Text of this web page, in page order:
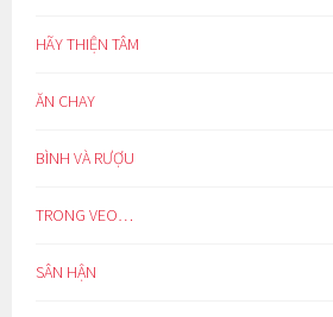
HÃY THIỆN TÂM
ĂN CHAY
BÌNH VÀ RƯỢU
TRONG VEO…
SÂN HẬN